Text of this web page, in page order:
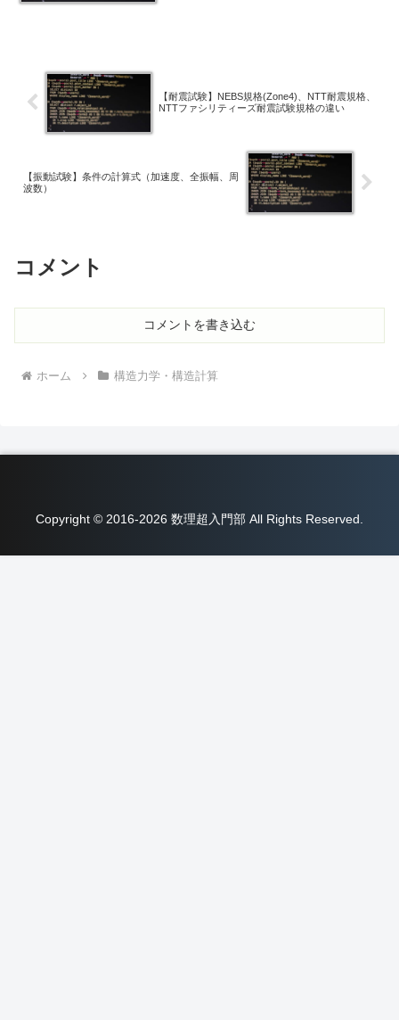
【耐震試験】NEBS規格(Zone4)、NTT耐震規格、
NTTファシリティーズ耐震試験規格の違い
【振動試験】条件の計算式（加速度、全振幅、周
波数）
コメント
コメントを書き込む
ホーム 構造力学・構造計算
Copyright © 2016-2026 数理超入門部 All Rights Reserved.